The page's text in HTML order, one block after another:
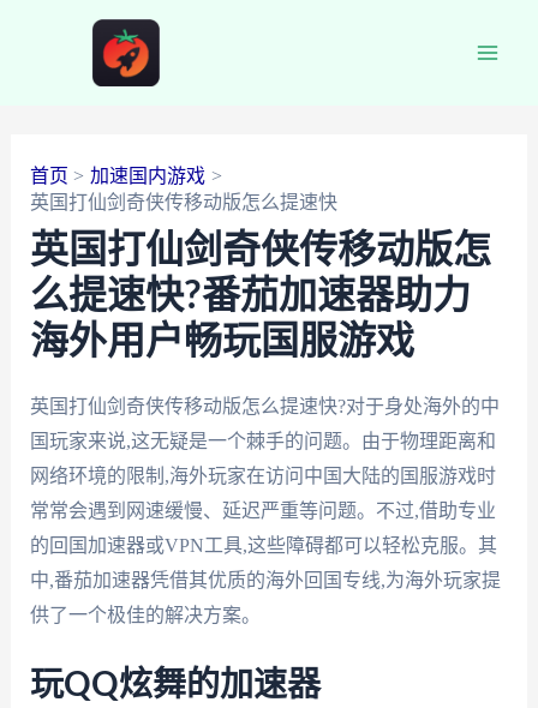
首页
加速国内游戏
英国打仙剑奇侠传移动版怎么提速快
英国打仙剑奇侠传移动版怎
么提速快?番茄加速器助力
海外用户畅玩国服游戏
英国打仙剑奇侠传移动版怎么提速快?对于身处海外的中
国玩家来说,这无疑是一个棘手的问题。由于物理距离和
网络环境的限制,海外玩家在访问中国大陆的国服游戏时
常常会遇到网速缓慢、延迟严重等问题。不过,借助专业
的回国加速器或VPN工具,这些障碍都可以轻松克服。其
中,番茄加速器凭借其优质的海外回国专线,为海外玩家提
供了一个极佳的解决方案。
玩QQ炫舞的加速器